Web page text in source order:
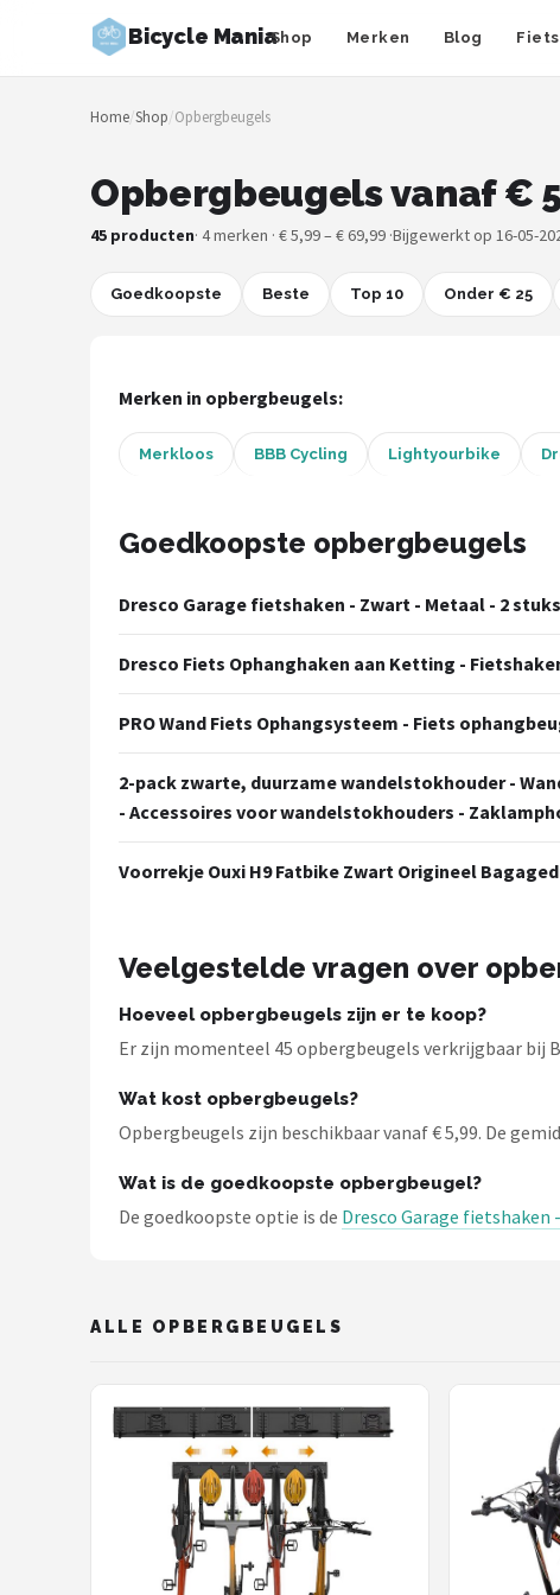
Bicycle ManiaShop Merken Blog
Zoeken
NAVIGATIE
Merken
Kinderfietsen
Stadsfietsen
POPULAIRE MERKEN
New Looxs
BBB Cycling
Voltano
Shimano
Home/Shop/Opbergbeugels
Opbergbeugels vanaf €
45 producten· 4 merken · € 5,99 – € 69,99 ·Bijgewerkt op 16-05-
Goedkoopste Beste Top 10 Onder € 25
Merken in opbergbeugels:
Merkloos BBB Cycling Lightyourbike
Goedkoopste opbergbeugels
Dresco Garage fietshaken - Zwart - Metaal - 2 stuks
Dresco Fiets Ophanghaken aan Ketting -
PRO Wand Fiets Ophangsysteem - Fiets
2-pack zwarte, duurzame wandelstokhouder -
- Accessoires voor wandelstokhouders -
Voorrekje Ouxi H9 Fatbike Zwart Origineel
Veelgestelde vragen over
Hoeveel opbergbeugels zijn er te koop?
Er zijn momenteel 45 opbergbeugels verkrijgbaar bij
Wat kost opbergbeugels?
Opbergbeugels zijn beschikbaar vanaf € 5,99. De
Wat is de goedkoopste opbergbeugel?
De goedkoopste optie is de Dresco Garage fietshaken
ALLE OPBERGBEUGELS